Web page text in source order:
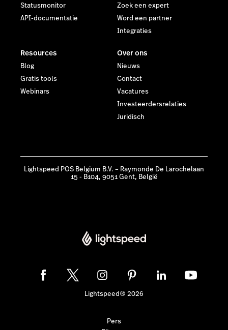
Statusmonitor
API-documentatie
Zoek een expert
Word een partner
Integraties
Resources
Blog
Gratis tools
Webinars
Over ons
Nieuws
Contact
Vacatures
Investeerdersrelaties
Juridisch
Lightspeed POS Belgium B.V. – Raymonde De Larochelaan
15 - B104, 9051 Gent, België
Lightspeed® 2026
Pers